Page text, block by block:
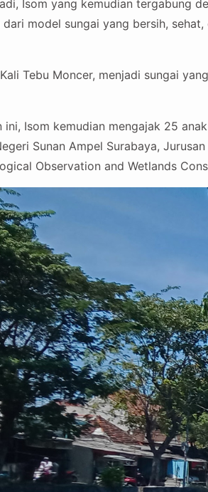
Isom yang kemudian tergabung
dari model sungai yang bersih,
Tebu Moncer, menjadi sungai
Isom kemudian mengajak 25
Sunan Ampel Surabaya,
Observation and Wetlands